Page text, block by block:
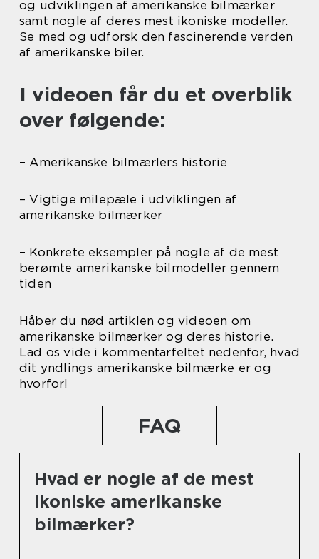
og udviklingen af amerikanske bilmærker
samt nogle af deres mest ikoniske modeller.
Se med og udforsk den fascinerende verden
af amerikanske biler.
I videoen får du et overblik
over følgende:
– Amerikanske bilmærlers historie
– Vigtige milepæle i udviklingen af
amerikanske bilmærker
– Konkrete eksempler på nogle af de mest
berømte amerikanske bilmodeller gennem
tiden
Håber du nød artiklen og videoen om
amerikanske bilmærker og deres historie.
Lad os vide i kommentarfeltet nedenfor, hvad
dit yndlings amerikanske bilmærke er og
hvorfor!
FAQ
Hvad er nogle af de mest
ikoniske amerikanske
bilmærker?